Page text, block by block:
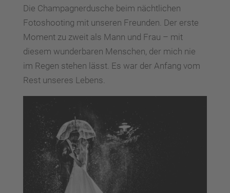
Die Champagnerdusche beim nächtlichen
Fotoshooting mit unseren Freunden. Der erste
Moment zu zweit als Mann und Frau – mit
diesem wunderbaren Menschen, der mich nie
im Regen stehen lässt. Es war der Anfang vom
Rest unseres Lebens.